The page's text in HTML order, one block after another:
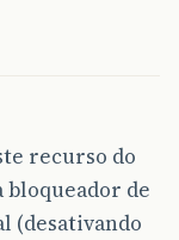
recurso do
de
(desativando